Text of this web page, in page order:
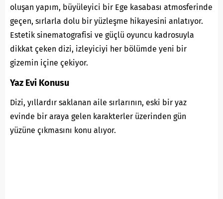
oluşan yapım, büyüleyici bir Ege kasabası atmosferinde
geçen, sırlarla dolu bir yüzleşme hikayesini anlatıyor.
Estetik sinematografisi ve güçlü oyuncu kadrosuyla
dikkat çeken dizi, izleyiciyi her bölümde yeni bir
gizemin içine çekiyor.
Yaz Evi Konusu
Dizi, yıllardır saklanan aile sırlarının, eski bir yaz
evinde bir araya gelen karakterler üzerinden gün
yüzüne çıkmasını konu alıyor.